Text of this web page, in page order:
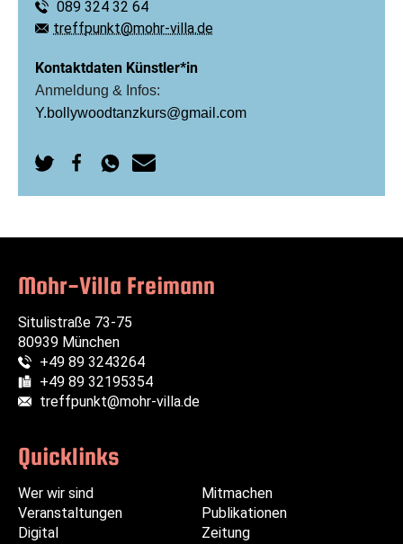
Telefon:
089 324 32 64
E-Mail:
treffpunkt@mohr-villa.de
Kontaktdaten Künstler*in
Anmeldung & Infos:
Y.bollywoodtanzkurs@gmail.com
Mohr-Villa Freimann
Situlistraße 73-75
80939 München
Telefon:
+49 89 3243264
Fax:
+49 89 32195354
E-Mail:
treffpunkt@mohr-villa.de
Quicklinks
überspringen
Wer wir sind
Veranstaltungen
Digital
überspringen
Mitmachen
Publikationen
Zeitung